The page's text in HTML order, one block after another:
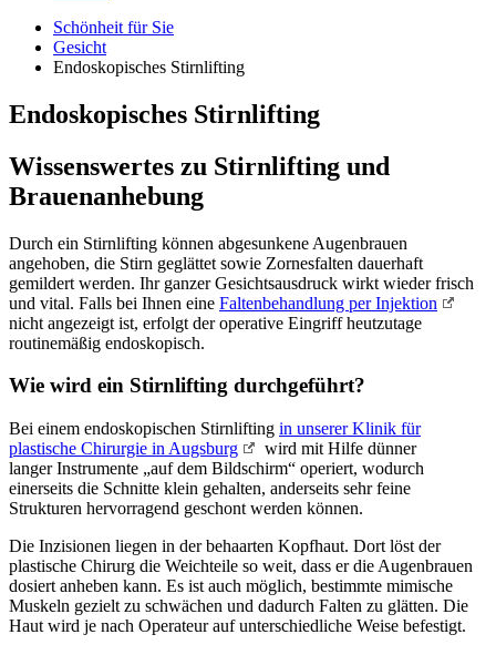
Schönheit für Sie
Gesicht
Endoskopisches Stirnlifting
Endoskopisches Stirnlifting
Wissenswertes zu Stirnlifting und
Brauenanhebung
Durch ein Stirnlifting können abgesunkene Augenbrauen
angehoben, die Stirn geglättet sowie Zornesfalten dauerhaft
gemildert werden. Ihr ganzer Gesichtsausdruck wirkt wieder frisch
und vital. Falls bei Ihnen eine Faltenbehandlung per Injektion
nicht angezeigt ist, erfolgt der operative Eingriff heutzutage
routinemäßig endoskopisch.
Wie wird ein Stirnlifting durchgeführt?
Bei einem endoskopischen Stirnlifting in unserer Klinik für
plastische Chirurgie in Augsburg
wird mit Hilfe dünner
langer Instrumente „auf dem Bildschirm“ operiert, wodurch
einerseits die Schnitte klein gehalten, anderseits sehr feine
Strukturen hervorragend geschont werden können.
Die Inzisionen liegen in der behaarten Kopfhaut. Dort löst der
plastische Chirurg die Weichteile so weit, dass er die Augenbrauen
dosiert anheben kann. Es ist auch möglich, bestimmte mimische
Muskeln gezielt zu schwächen und dadurch Falten zu glätten. Die
Haut wird je nach Operateur auf unterschiedliche Weise befestigt.